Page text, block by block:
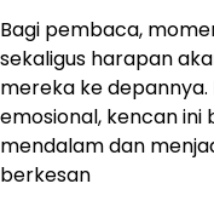
Bagi pembaca,
sekaligus harapan
mereka ke
emosional, kencan ini
mendalam dan
berkesan